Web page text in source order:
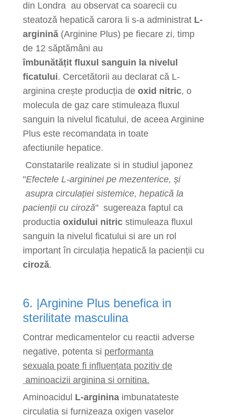
din Londra au observat ca soarecii cu
steatoză hepatică carora li s-a administrat L-
arginină (Arginine Plus) pe fiecare zi, timp
de 12 săptămâni au
îmbunătățit fluxul sanguin la nivelul
ficatului. Cercetătorii au declarat că L-
arginina crește producția de oxid nitric, o
molecula de gaz care stimuleaza fluxul
sanguin la nivelul ficatului, de aceea Arginine
Plus este recomandata in toate
afectiunile hepatice.
Constatarile realizate si in studiul japonez
"Efectele L-argininei pe mezenterice, și
asupra circulației sistemice, hepatică la
pacienții cu ciroză" sugereaza faptul ca
productia oxidului nitric stimuleaza fluxul
sanguin la nivelul ficatului si are un rol
important în circulația hepatică la pacienții cu
ciroză.
6. |Arginine Plus benefica in
sterilitate masculina
Contrar medicamentelor cu reactii adverse
negative, potenta si performanta
sexuala poate fi influențata pozitiv de
aminoacizii arginina si ornitina.
Aminoacidul L-arginina imbunatateste
circulatia si furnizeaza oxigen vaselor